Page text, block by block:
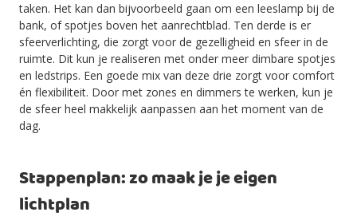
taken. Het kan dan bijvoorbeeld gaan om een leeslamp bij de
bank, of spotjes boven het aanrechtblad. Ten derde is er
sfeerverlichting, die zorgt voor de gezelligheid en sfeer in de
ruimte. Dit kun je realiseren met onder meer dimbare spotjes
en ledstrips. Een goede mix van deze drie zorgt voor comfort
én flexibiliteit. Door met zones en dimmers te werken, kun je
de sfeer heel makkelijk aanpassen aan het moment van de
dag.
Stappenplan: zo maak je je eigen
lichtplan